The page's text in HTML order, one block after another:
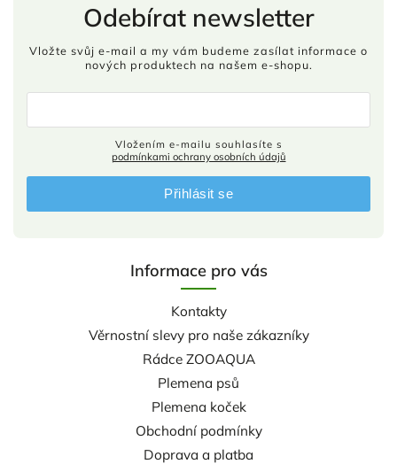
Informace pro vás
Kontakty
Věrnostní slevy pro naše zákazníky
Rádce ZOOAQUA
Plemena psů
Plemena koček
Obchodní podmínky
Doprava a platba
Odebírat newsletter
Vložte svůj e-mail a my vám budeme zasílat informace o
nových produktech na našem e-shopu.
podmínkami ochrany osobních údajů
Přihlásit se